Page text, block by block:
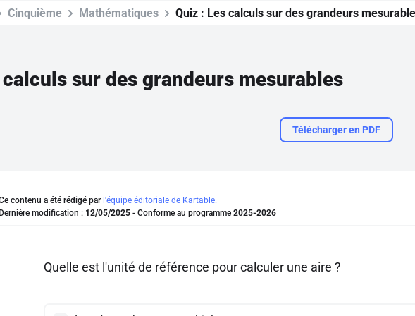
Cinquième Mathématiques Quiz : Les calculs sur des grandeurs
calculs sur des grandeurs mesurables
Télécharger en PDF
contenu a été rédigé par l'équipe éditoriale de Kartable.
Dernière modification : 12/05/2025 - Conforme au programme 2025-2026
Quelle est l'unité de référence pour calculer une aire ?